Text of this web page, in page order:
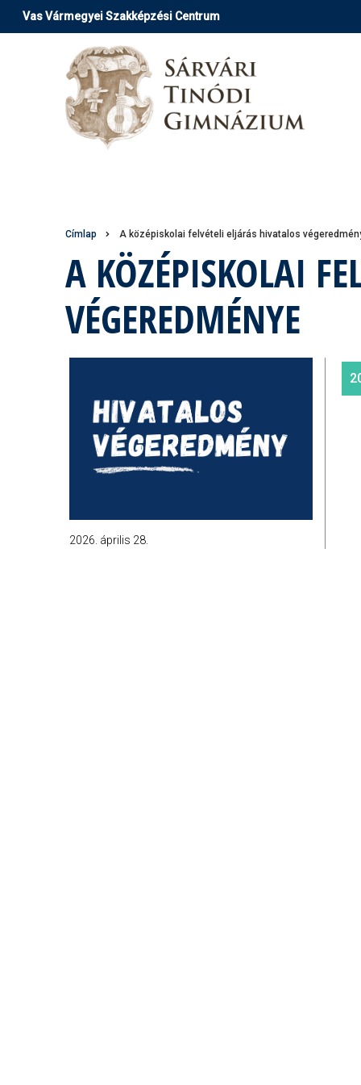
UgrásVas Vármegyei Szakképzési Centrum
Morzsa
Címlap A középiskolai felvételi eljárás hivatalos
A KÖZÉPISKOLAI
VÉGEREDMÉNYE
2026. április 28.